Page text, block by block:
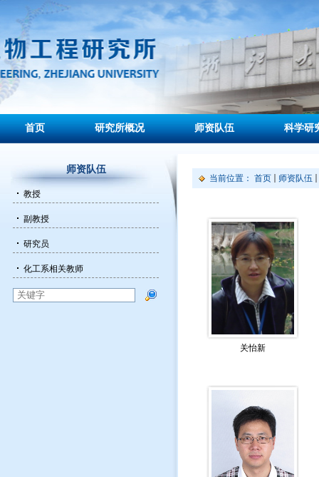
首页 研究所概况 师资队伍 科学研
师资队伍
教授
副教授
研究员
化工系相关教师
当前位置： 首页 师资队伍
关怡新